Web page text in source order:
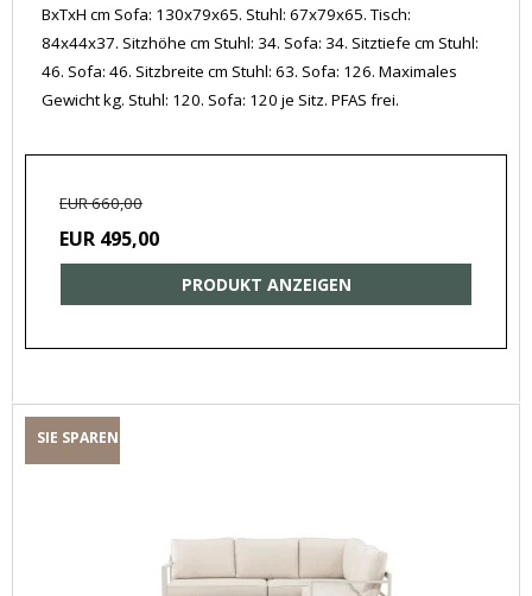
BxTxH cm Sofa: 130x79x65. Stuhl: 67x79x65. Tisch:
84x44x37. Sitzhöhe cm Stuhl: 34. Sofa: 34. Sitztiefe cm Stuhl:
46. Sofa: 46. Sitzbreite cm Stuhl: 63. Sofa: 126. Maximales
Gewicht kg. Stuhl: 120. Sofa: 120 je Sitz. PFAS frei.
EUR 660,00
EUR 495,00
PRODUKT ANZEIGEN
SIE SPAREN